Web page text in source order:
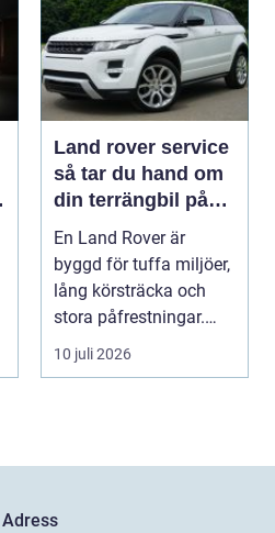
Land rover service
så tar du hand om
din terrängbil på
rätt sätt
En Land Rover är
byggd för tuffa miljöer,
lång körsträcka och
stora påfrestningar.
Samtidigt är det ...
10 juli 2026
Adress